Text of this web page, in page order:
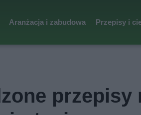
Aranżacja i zabudowa Przepisy i
przepisy